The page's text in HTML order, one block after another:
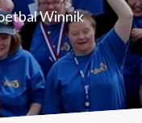
Winnik